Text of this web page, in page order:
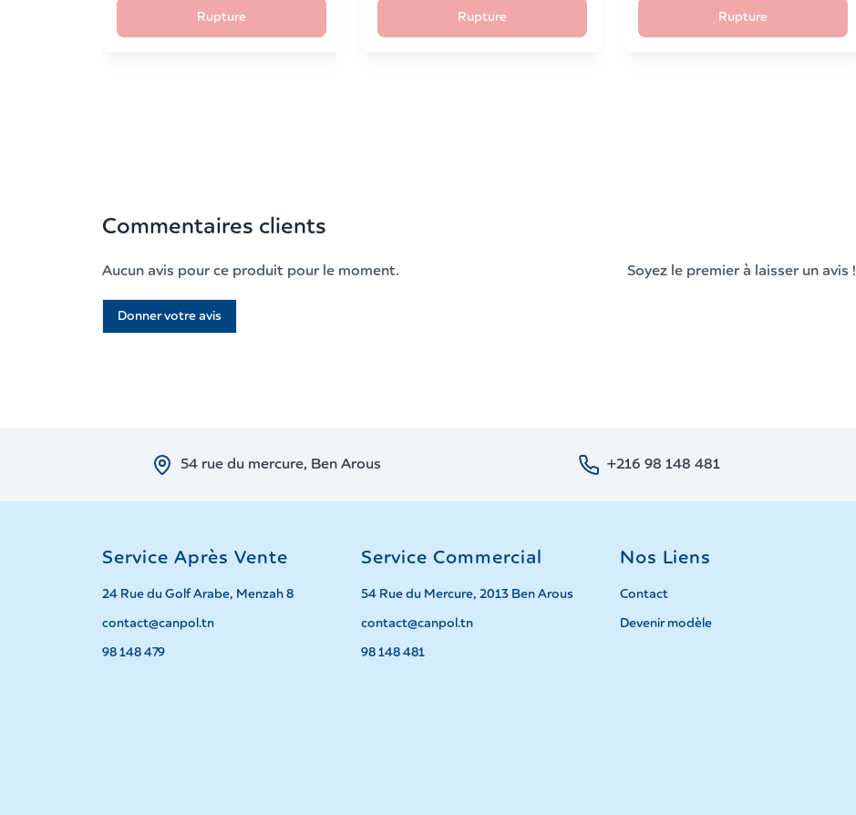
Rupture Rupture Rupture
Commentaires clients
Aucun avis pour ce produit pour le moment.
Donner votre avis
Soyez le premier à laisser un avis !
54 rue du mercure, Ben Arous +216 98 148 481
Service Après Vente
24 Rue du Golf Arabe, Menzah 8
contact@canpol.tn
98 148 479
Service Commercial
54 Rue du Mercure, 2013 Ben Arous
contact@canpol.tn
98 148 481
Nos Liens
Contact
Devenir modèle